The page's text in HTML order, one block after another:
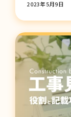
2023年5月9日